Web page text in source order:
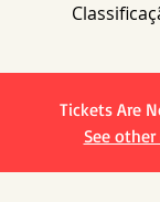
Tickets Are
See